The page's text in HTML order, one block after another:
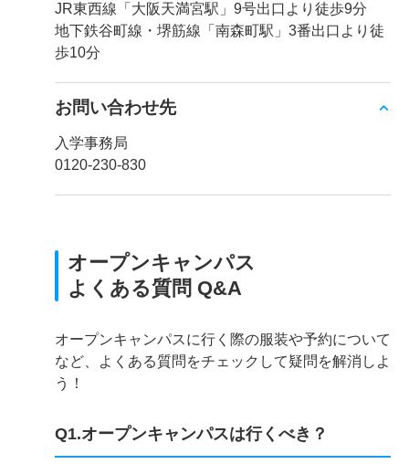
JR東西線「大阪天満宮駅」9号出口より徒歩9分
地下鉄谷町線・堺筋線「南森町駅」3番出口より徒
歩10分
お問い合わせ先
入学事務局
0120-230-830
オープンキャンパス
よくある質問 Q&A
オープンキャンパスに行く際の服装や予約について
など、よくある質問をチェックして疑問を解消しよ
う！
Q1.オープンキャンパスは行くべき？